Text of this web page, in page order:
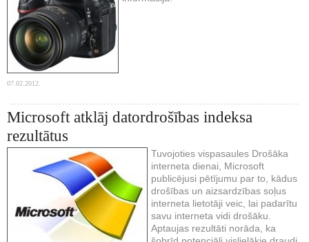
07.02.2012.
Microsoft atklāj datordrošības indeksa
rezultātus
Tuvojoties vispasaules Drošāka
interneta dienai, Microsoft
publicējusi pētījumu par to, kādus
drošības un aizsardzības soļus
interneta lietotāji veic, lai padarītu
savu interneta vidi drošāku.
Aptaujas rezultāti norāda, ka